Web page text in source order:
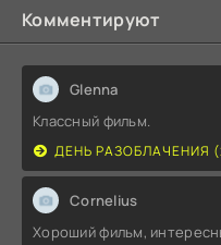
Комментируют
Glenna
Классный фильм.
ДЕНЬ РАЗОБЛАЧЕНИЯ
Cornelius
Хороший фильм,